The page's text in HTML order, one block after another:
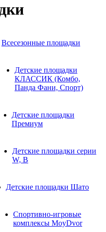
Всесезонные площадки
Детские площадки
КЛАССИК (Комбо,
Панда Фани, Спорт)
Детские площадки
Премиум
Детские площадки серии
W, В
Детские площадки Шато
Спортивно-игровые
комплексы MoyDvor